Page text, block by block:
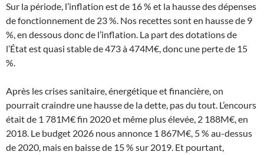
Sur la période, l’inflation est de 16 % et la hausse des dépenses
de fonctionnement de 23 %. Nos recettes sont en hausse de 9
%, en dessous donc de l’inflation. La part des dotations de
l’État est quasi stable de 473 à 474M€, donc une perte de 15
%.
Après les crises sanitaire, énergétique et financière, on
pourrait craindre une hausse de la dette, pas du tout. L’encours
était de 1 781M€ fin 2020 et même plus élevée, 2 188M€, en
2018. Le budget 2026 nous annonce 1 867M€, 5 % au-dessus
de 2020, mais en baisse de 15 % sur 2019. Et pourtant,